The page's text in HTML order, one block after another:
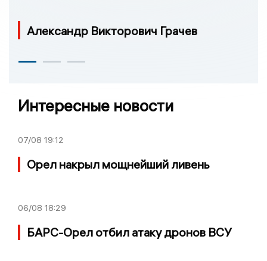
Александр Викторович Грачев
Интересные новости
07/08 19:12
Орел накрыл мощнейший ливень
06/08 18:29
БАРС-Орел отбил атаку дронов ВСУ